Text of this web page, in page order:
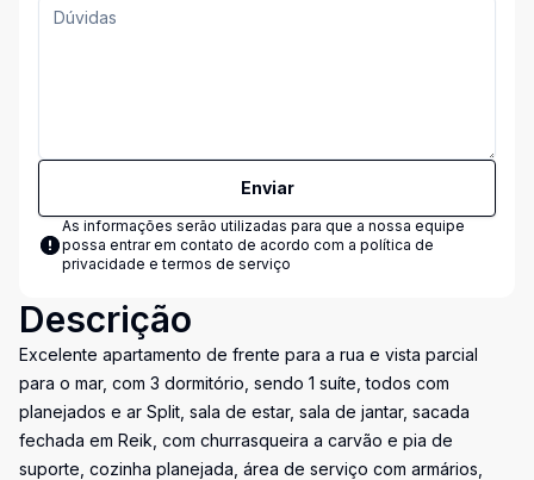
Enviar
As informações serão utilizadas para que a nossa equipe
possa entrar em contato de acordo com a política de
privacidade e termos de serviço
Descrição
Excelente apartamento de frente para a rua e vista parcial
para o mar, com 3 dormitório, sendo 1 suíte, todos com
planejados e ar Split, sala de estar, sala de jantar, sacada
fechada em Reik, com churrasqueira a carvão e pia de
suporte, cozinha planejada, área de serviço com armários,